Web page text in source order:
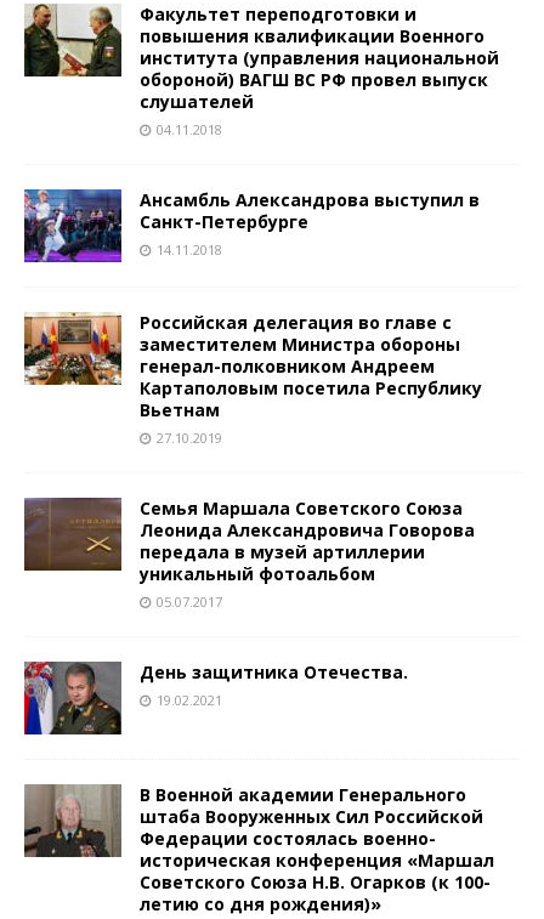
Факультет переподготовки и
повышения квалификации Военного
института (управления национальной
обороной) ВАГШ ВС РФ провел выпуск
слушателей
04.11.2018
Ансамбль Александрова выступил в
Санкт-Петербурге
14.11.2018
Российская делегация во главе с
заместителем Министра обороны
генерал-полковником Андреем
Картаполовым посетила Республику
Вьетнам
27.10.2019
Семья Маршала Советского Союза
Леонида Александровича Говорова
передала в музей артиллерии
уникальный фотоальбом
05.07.2017
День защитника Отечества.
19.02.2021
В Военной академии Генерального
штаба Вооруженных Сил Российской
Федерации состоялась военно-
историческая конференция «Маршал
Советского Союза Н.В. Огарков (к 100-
летию со дня рождения)»